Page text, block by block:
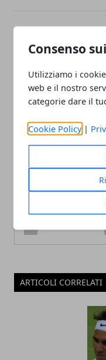
Consenso
Utilizziamo i
web e il nostro
categorie dare il
Cookie Policy |
Dybala, è rottura
addio
ARTICOLI CORRELATI